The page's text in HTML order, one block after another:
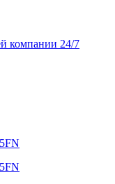
компании 24/7